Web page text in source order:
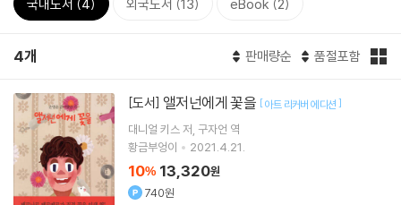
국내도서 (4) 외국도서 (13) eBook (2)
4개 판매량순 품절포함
[도서] 앨저넌에게 꽃을 [아트 리커버 에디션 ]
대니얼 키스 저 구자언 역
황금부엉이
2021.4.21.
10% 13,320원
740원